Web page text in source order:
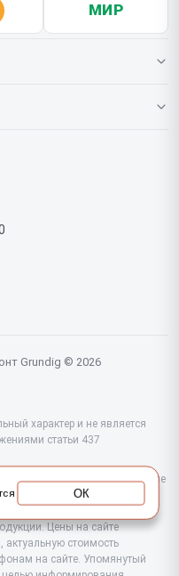
МИР
Grundig © 2026
характер и не является
статьи 437
техники Grundig, но не
Предоставляем
гарантии, а также
Цены на сайте
актуальную стоимость
на сайте. Упомянутый
ОК